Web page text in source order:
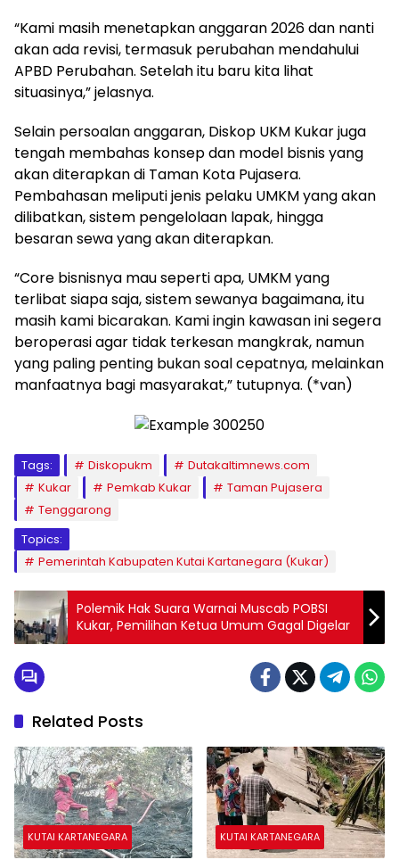
“Kami masih menetapkan anggaran 2026 dan nanti
akan ada revisi, termasuk perubahan mendahului
APBD Perubahan. Setelah itu baru kita lihat
situasinya,” jelasnya.
Selain persoalan anggaran, Diskop UKM Kukar juga
tengah membahas konsep dan model bisnis yang
akan diterapkan di Taman Kota Pujasera.
Pembahasan meliputi jenis pelaku UMKM yang akan
dilibatkan, sistem pengelolaan lapak, hingga
besaran sewa yang akan diterapkan.
“Core bisnisnya mau seperti apa, UMKM yang
terlibat siapa saja, sistem sewanya bagaimana, itu
masih kami bicarakan. Kami ingin kawasan ini segera
beroperasi agar tidak terkesan mangkrak, namun
yang paling penting bukan soal cepatnya, melainkan
manfaatnya bagi masyarakat,” tutupnya. (*van)
Tags: Diskopukm
Dutakaltimnews.com
Kukar
Pemkab Kukar
Taman Pujasera
Tenggarong
Topics:
Pemerintah Kabupaten Kutai Kartanegara (Kukar)
Polemik Hak Suara Warnai Muscab POBSI
Kukar, Pemilihan Ketua Umum Gagal Digelar
Related Posts
KUTAI KARTANEGARA KUTAI KARTANEGARA